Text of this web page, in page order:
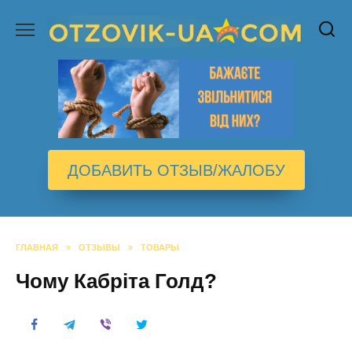
содержанию
ДОБАВИТЬ ОТЗЫВ/ЖАЛОБУ
ГЛАВНАЯ » ОТЗЫВЫ » ТОВАРЫ
Чому Кабріта Голд?